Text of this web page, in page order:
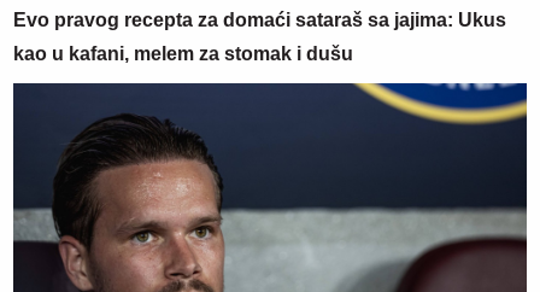
Evo pravog recepta za domaći sataraš sa jajima: Ukus
kao u kafani, melem za stomak i dušu